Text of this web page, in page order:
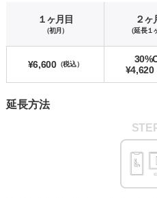
１ヶ月目
（初月）
２ヶ
（延長１
¥6,600（税込） 30
¥4,620
延長方法